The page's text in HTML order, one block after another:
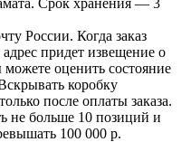
России. Когда заказ
придет извещение о
оценить состояние
коробку
после оплаты заказа.
не больше 10 позиций и
100 000 р.